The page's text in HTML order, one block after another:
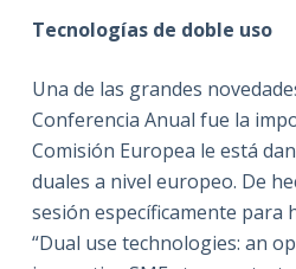
Tecnologías de doble uso
Una de las grandes
Conferencia Anual fue la
Comisión Europea le está
duales a nivel europeo. De
sesión específicamente para
“Dual use technologies: an